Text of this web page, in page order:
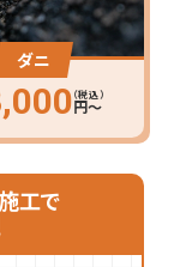
ダニ
（税込）
円〜
工で